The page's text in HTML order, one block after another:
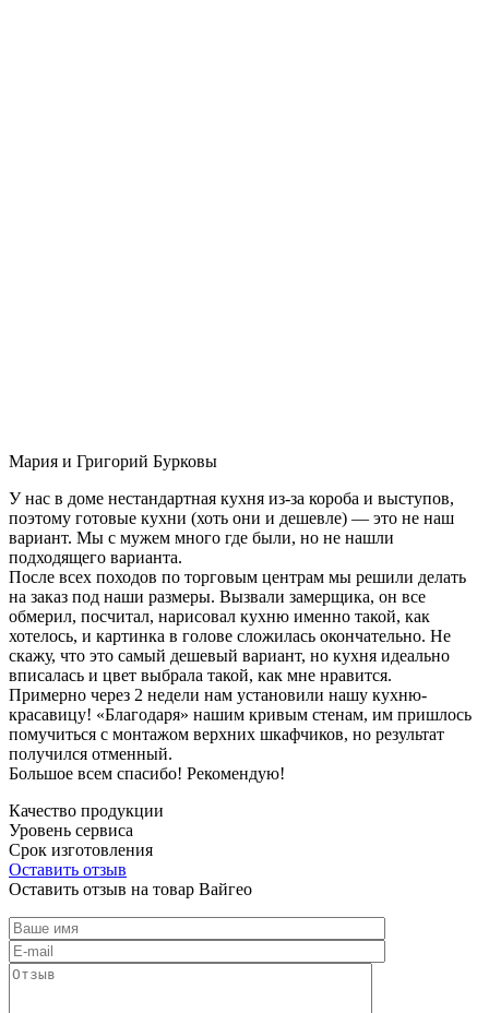
Мария и Григорий Бурковы
У нас в доме нестандартная кухня из-за короба и выступов,
поэтому готовые кухни (хоть они и дешевле) — это не наш
вариант. Мы с мужем много где были, но не нашли
подходящего варианта.
После всех походов по торговым центрам мы решили делать
на заказ под наши размеры. Вызвали замерщика, он все
обмерил, посчитал, нарисовал кухню именно такой, как
хотелось, и картинка в голове сложилась окончательно. Не
скажу, что это самый дешевый вариант, но кухня идеально
вписалась и цвет выбрала такой, как мне нравится.
Примерно через 2 недели нам установили нашу кухню-
красавицу! «Благодаря» нашим кривым стенам, им пришлось
помучиться с монтажом верхних шкафчиков, но результат
получился отменный.
Большое всем спасибо! Рекомендую!
Качество продукции
Уровень сервиса
Срок изготовления
Оставить отзыв
Оставить отзыв на товар Вайгео